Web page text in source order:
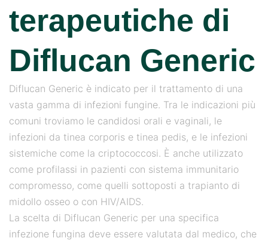
terapeutiche di
Diflucan Generic
Diflucan Generic è indicato per il trattamento di una
vasta gamma di infezioni fungine. Tra le indicazioni più
comuni troviamo le candidosi orali e vaginali, le
infezioni da tinea corporis e tinea pedis, e le infezioni
sistemiche come la criptococcosi. È anche utilizzato
come profilassi in pazienti con sistema immunitario
compromesso, come quelli sottoposti a trapianto di
midollo osseo o con HIV/AIDS.
La scelta di Diflucan Generic per una specifica
infezione fungina deve essere valutata dal medico, che